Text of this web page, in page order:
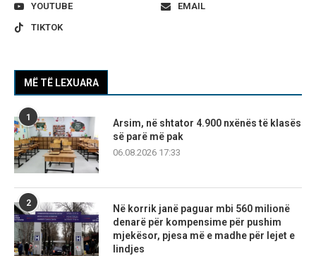
YOUTUBE
EMAIL
TIKTOK
MË TË LEXUARA
1
Arsim, në shtator 4.900 nxënës të klasës
së parë më pak
06.08.2026 17:33
2
Në korrik janë paguar mbi 560 milionë
denarë për kompensime për pushim
mjekësor, pjesa më e madhe për lejet e
lindjes